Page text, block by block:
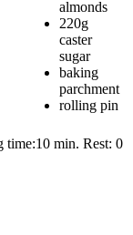
almonds
220g
caster
sugar
baking
parchment
rolling pin
time:10 min. Rest: 0